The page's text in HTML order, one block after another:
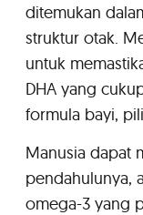
ditemukan
struktur otak.
untuk
DHA yang
formula bayi,
Manusia dapat
pendahulunya,
omega-3 yang